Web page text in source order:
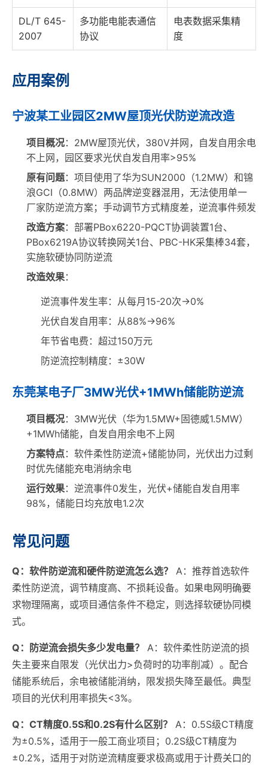
DL/T 645-
2007
多功能电能表通信
协议
电表数据采集精
度
应用案例
宁波某工业园区2MW屋顶光伏防逆流改造
项目概况：2MW屋顶光伏，380V并网，自发自用余电
不上网，园区要求光伏自发自用率>95%
原有问题：项目使用了华为SUN2000（1.2MW）和锦
浪GCI（0.8MW）两品牌逆变器混用，无法使用单一
厂家防逆流方案；手动调节方式精度差，逆流事件频发
改造方案：部署PBox6220-PQCT协调装置1台、
PBox6219A协议转换网关1台、PBC-HK采集棒34套，
实施软硬协同防逆流
改造效果：
逆流事件发生率：从每月15-20次→0%
光伏自发自用率：从88%→96%
年节省电费：超过150万元
防逆流控制精度：±30W
东莞某电子厂3MW光伏+1MWh储能防逆流
项目概况：3MW光伏（华为1.5MW+固德威1.5MW）
+1MWh储能，自发自用余电不上网
方案特点：软件柔性防逆流+储能协同，光伏出力过剩
时优先储能充电消纳余电
运行效果：逆流事件0发生，光伏+储能自发自用率
98%，储能日均充放电1.2次
常见问题
Q：软件防逆流和硬件防逆流怎么选？
A：推荐首选软件
柔性防逆流，调节精度高、不损耗设备。如果电网明确要
求物理隔离，或项目通信条件不稳定，则选择软硬协同模
式。
Q：防逆流会损失多少发电量？
A：软件柔性防逆流的损
失主要来自限发（光伏出力>负荷时的功率削减）。配合
储能系统后，余电被储能消纳，限发损失降至最低。典型
项目的光伏利用率损失<3%。
Q：CT精度0.5S和0.2S有什么区别？
A：0.5S级CT精度
为±0.5%，适用于一般工商业项目；0.2S级CT精度为
±0.2%，适用于对防逆流精度要求极高或用于计费关口的